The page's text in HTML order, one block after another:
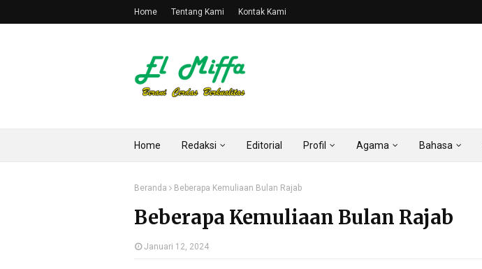
Home Tentang Kami Kontak Kami
Home Redaksi Editorial Profil Agama Bahasa
Beranda Beberapa Kemuliaan Bulan Rajab
Beberapa Kemuliaan Bulan Rajab
Januari 12, 2024